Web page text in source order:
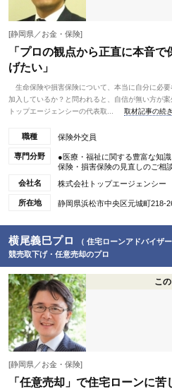
[静岡県／お金・保険]
「プロの観点から正直に本音
げたい」
生命保険や損害保険について、本当に自分に必
加入しているか？と問われると、自信が無い方が
トップエージェンシーの代表取...
取材記事の続
職種 保険外交員
専門分野
●医療・福祉に関する豊富な知
保険・損害保険の見直しのご相
会社名
株式会社トップエージェンシー
所在地 静岡県浜松市中央区元城町
横尾義巳プロ
（ 住宅ローンアドバイザー
競売取下げ・任意売却のプロ
こ
[静岡県／お金・保険]
「任意売却」で住宅ローンに